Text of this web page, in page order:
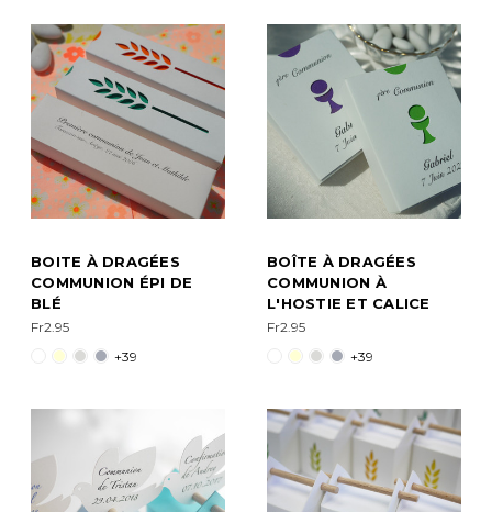
BOITE À DRAGÉES
COMMUNION ÉPI DE
BLÉ
Fr2.95
+39
BOÎTE À DRAGÉES
COMMUNION À
L'HOSTIE ET CALICE
Fr2.95
+39